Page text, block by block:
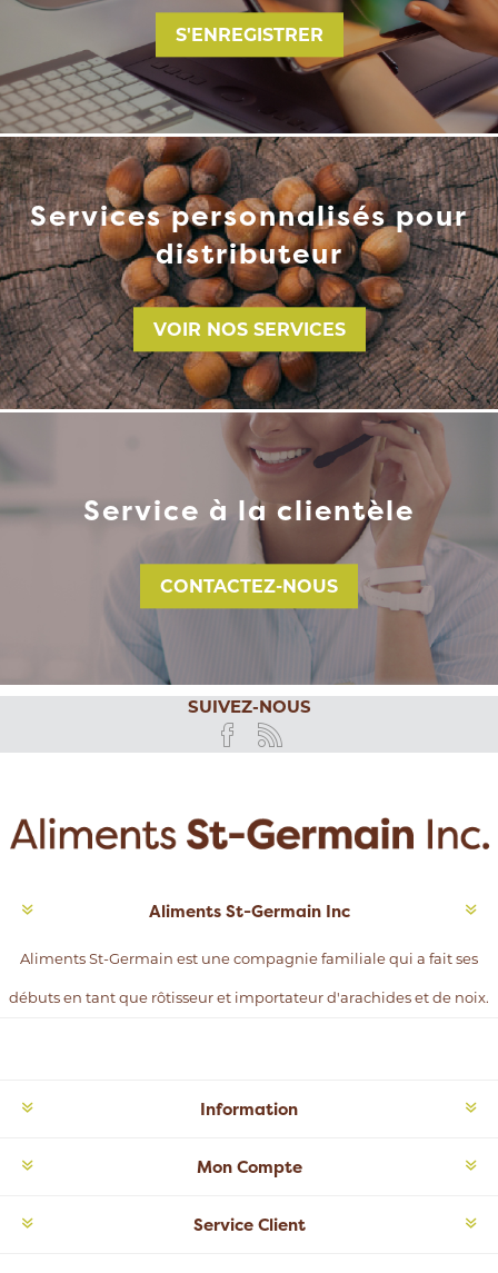
S'ENREGISTRER
Services personnalisés pour
distributeur
VOIR NOS SERVICES
Service à la clientèle
CONTACTEZ-NOUS
SUIVEZ-NOUS
Aliments St-Germain Inc
Aliments St-Germain est une compagnie familiale qui a fait ses
débuts en tant que rôtisseur et importateur d'arachides et de noix.
Information
Mon Compte
Service Client